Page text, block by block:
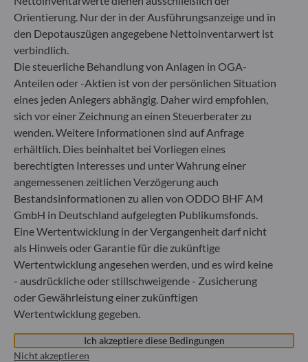
Gallusanlage 8
60329 Frankfurt am Main
Deutschland
+49 (0) 69 920 50 0
Von der Bundesanstalt für Finanzdienstleistungsaufsicht
(„BaFin“) zugelassene und beaufsichtigte
Fondsverwaltungsgesellschaft
Handelsregister : HRB 11971 Amtsgericht Düsseldorf
ODDO BHF Asset Management LUX
6, rue Gabriel Lippmann
L-5365 Munsbach
+352 45 76 76 245
Von der Luxemburger Commission de Surveillance du
Secteur Financier (CSSF) zugelassene
Fondsverwaltungsgesellschaft, Handelsregisternummer: B
29891
Mitteilung zu EU-Sanktionen gegen Russland
Orientierung. Nur der in der Ausführungsanzeige und in
den Depotauszügen angegebene Nettoinventarwert ist
verbindlich.
Die steuerliche Behandlung von Anlagen in OGA-
Anteilen oder -Aktien ist von der persönlichen Situation
eines jeden Anlegers abhängig. Daher wird empfohlen,
sich vor einer Zeichnung an einen Steuerberater zu
wenden. Weitere Informationen sind auf Anfrage
erhältlich. Dies beinhaltet bei Vorliegen eines
berechtigten Interesses und unter Wahrung einer
angemessenen zeitlichen Verzögerung auch
Bestandsinformationen zu allen von ODDO BHF AM
GmbH in Deutschland aufgelegten Publikumsfonds.
Eine Wertentwicklung in der Vergangenheit darf nicht
als Hinweis oder Garantie für die zukünftige
Wertentwicklung angesehen werden, und es wird keine
- ausdrückliche oder stillschweigende - Zusicherung
oder Gewährleistung einer zukünftigen
Wertentwicklung gegeben.
Ich akzeptiere diese Bedingungen
Nicht akzeptieren